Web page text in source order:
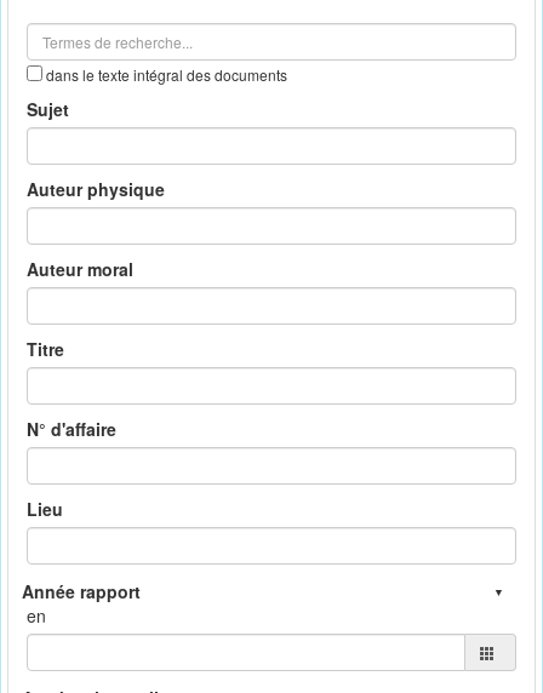
dans le texte intégral des documents
Sujet
Auteur physique
Auteur moral
Titre
N° d'affaire
Lieu
en